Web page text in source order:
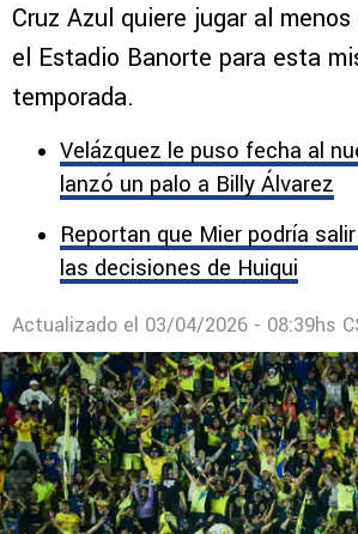
Cruz Azul quiere jugar al
el Estadio Banorte para esta
temporada.
Velázquez le puso fecha al
lanzó un palo a Billy Álvarez
Reportan que Mier podría
las decisiones de Huiqui
Actualizado el 03/04/2026 - 08:39hs